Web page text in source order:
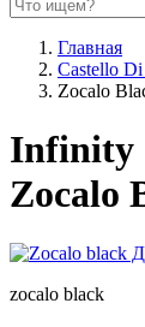
Главная
Castello
Zocalo
Infinity
Zocalo
zocalo black